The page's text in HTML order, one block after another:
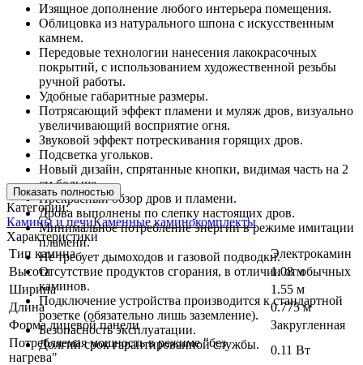
Изящное дополнение любого интерьера помещения.
Облицовка из натурального шпона с искусственным
камнем.
Передовые технологии нанесения лакокрасочных
покрытий, с использованием художественной резьбы
ручной работы.
Удобные габаритные размеры.
Потрясающий эффект пламени и муляж дров, визуально
увеличивающий восприятие огня.
Звуковой эффект потрескивания горящих дров.
Подсветка угольков.
Новый дизайн, спрятанные кнопки, видимая часть на 2
см больше.
Прекрасный обзор дров и пламени.
Дрова выполнены по слепку настоящих дров.
Минимальное потребление энергии в режиме имитации
пламени.
Не требует дымоходов и газовой подводки.
Отсутствие продуктов сгорания, в отличии от обычных
каминов.
Подключение устройства производится к стандартной
розетке (обязательно лишь заземление).
Безопасность эксплуатации.
Долгий срок гарантированной службы.
Показать полностью
Категории:
Камины и печиКаменные каминокомплекты
Характеристики
Тип камина
Электрокамин
Высота
1.08 м
Ширина
1.55 м
Длина
0.775 м
Форма лицевой панели
Закругленная
Потребляемая мощность в режиме "без
нагрева"
0.11 Вт